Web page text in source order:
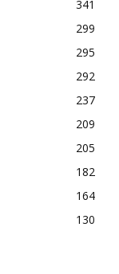
341
299
295
292
237
209
205
182
164
130